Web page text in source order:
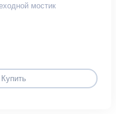
мостик
Купить